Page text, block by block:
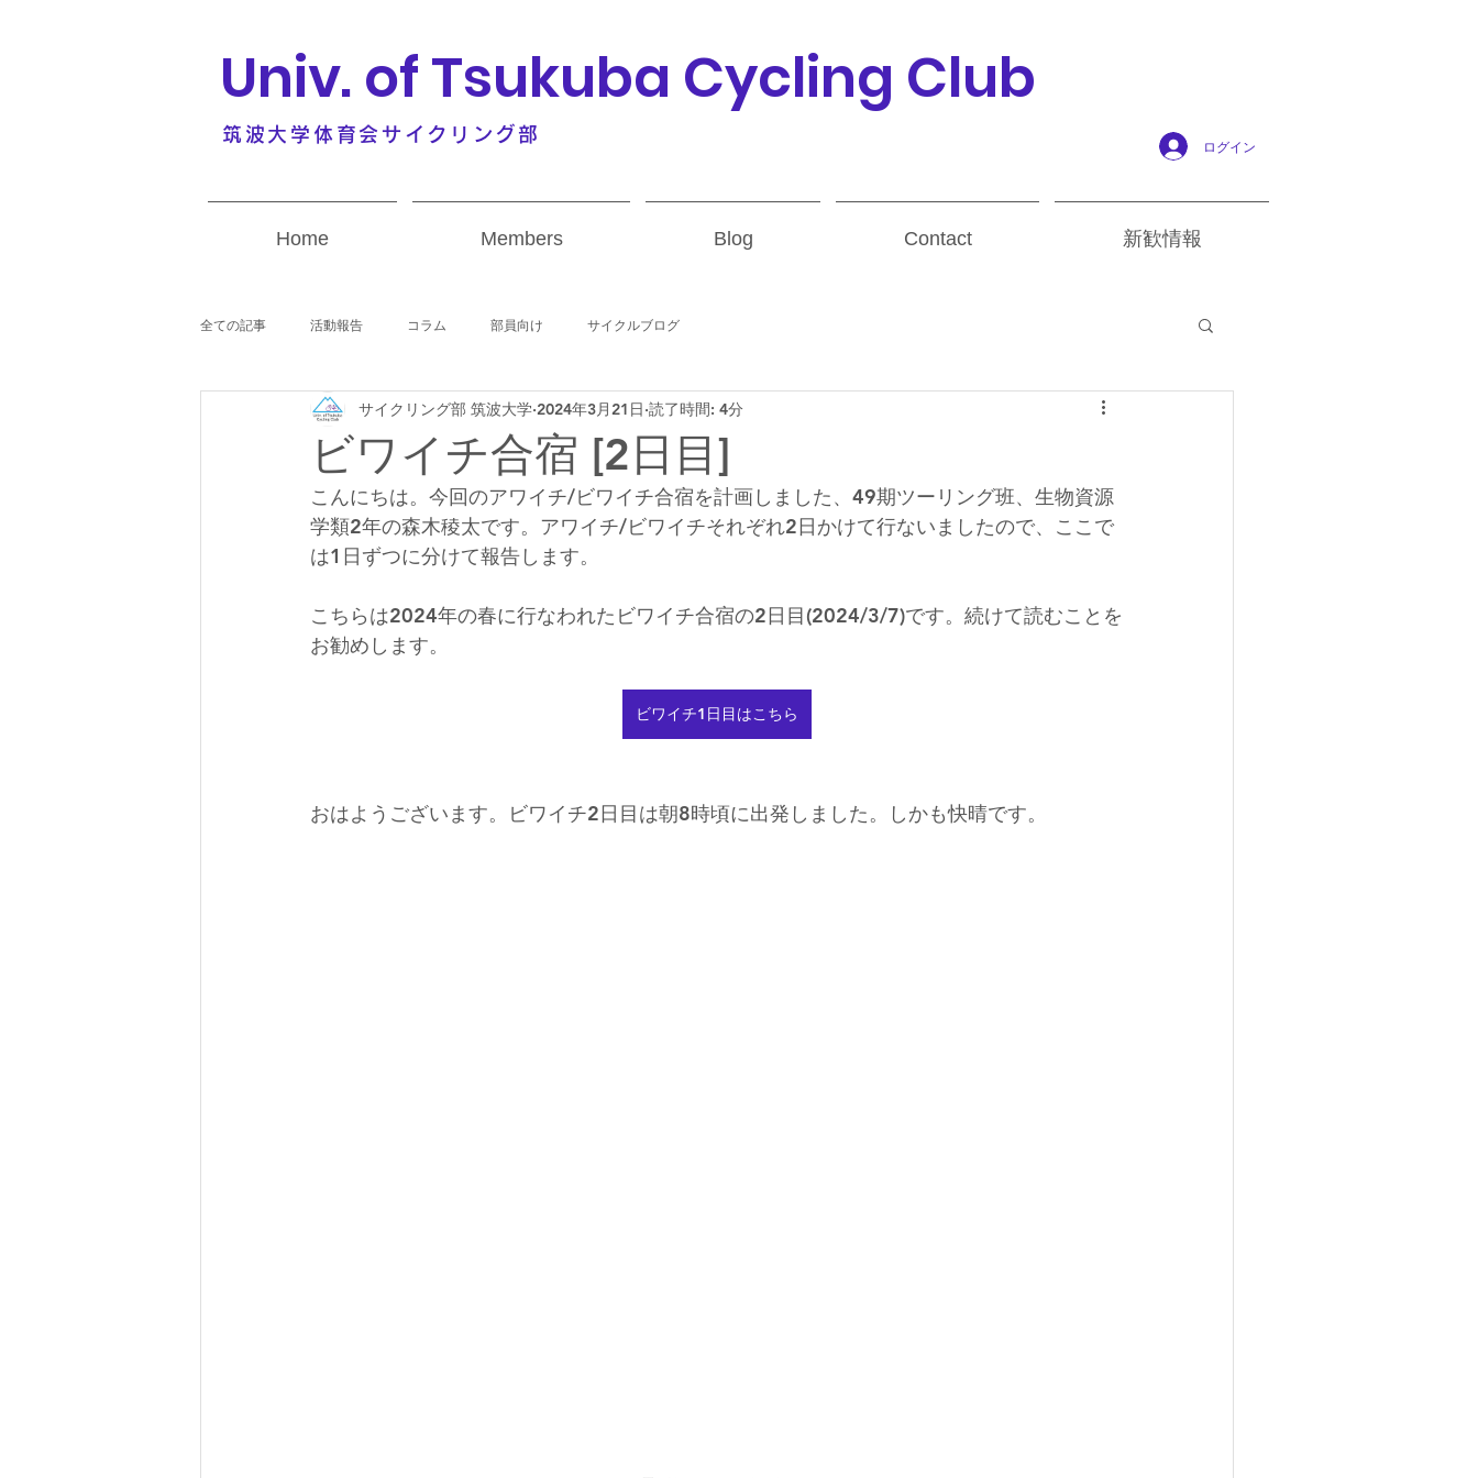
筑波大学体育会サイクリング部
ログイン
Home Members Blog Contact 新歓情報
Univ. of Tsukuba Cycling Club
全ての記事 活動報告 コラム 部員向け サイクルブログ
ビワイチ合宿 [2日目]
サイクリング部 筑波大学 2024年3月21日 読了時間: 4分
こんにちは。今回のアワイチ/ビワイチ合宿を計画しました、49期ツーリング班、生物資源
学類2年の森木稜太です。アワイチ/ビワイチそれぞれ2日かけて行ないましたので、ここで
は1日ずつに分けて報告します。
こちらは2024年の春に行なわれたビワイチ合宿の2日目(2024/3/7)です。続けて読むことを
お勧めします。
ビワイチ1日目はこちら
おはようございます。ビワイチ2日目は朝8時頃に出発しました。しかも快晴です。